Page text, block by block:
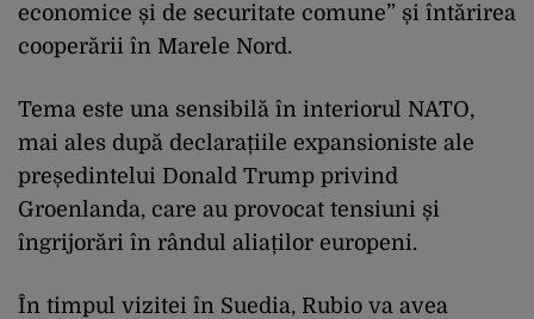
economice și de securitate comune” și întărirea
cooperării în Marele Nord.
Tema este una sensibilă în interiorul NATO,
mai ales după declarațiile expansioniste ale
președintelui Donald Trump privind
Groenlanda, care au provocat tensiuni și
îngrijorări în rândul aliaților europeni.
În timpul vizitei în Suedia, Rubio va avea